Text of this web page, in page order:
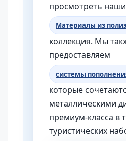
просмотреть наши
Материалы из
коллекция. Мы
предоставляем
системы
которые
металлическими
премиум-класса в
туристических